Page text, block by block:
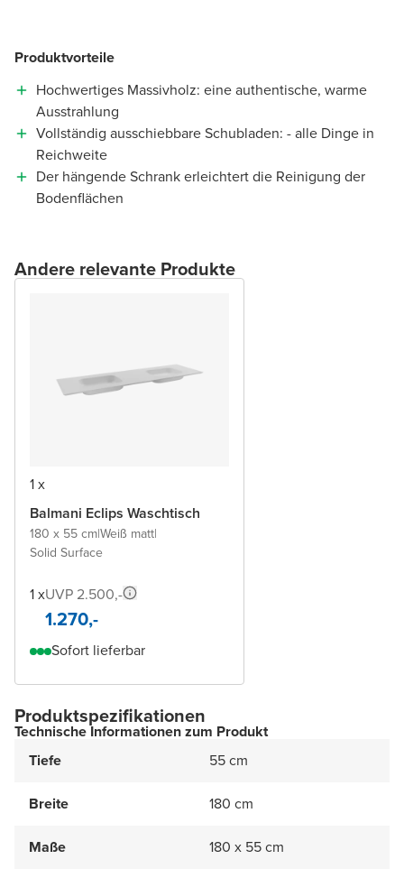
Produktvorteile
Hochwertiges Massivholz: eine authentische, warme
Ausstrahlung
Vollständig ausschiebbare Schubladen: - alle Dinge in
Reichweite
Der hängende Schrank erleichtert die Reinigung der
Bodenflächen
Andere relevante Produkte
1 x
Balmani Eclips Waschtisch
180 x 55 cm|Weiß matt|
Solid Surface
1 xUVP 2.500,-
1.270,-
Sofort lieferbar
Produktspezifikationen
Technische Informationen zum Produkt
Tiefe
55 cm
Breite 180 cm
Maße
180 x 55 cm